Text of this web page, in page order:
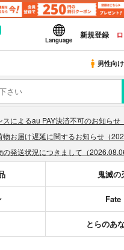
Language
新規登録
男性向け
によるau PAY決済不可のお知らせ（
お届け遅延に関するお知らせ（
発送状況につきまして（
便(月2)」一般会員様の利用再開のお知らせ（
誌館」通販店頭受取サービス開始のお知らせ（2026.01.05 更新
ント⇒とらコイン変換キャンペーン」終了のお知らせ（
鬼滅の
Fate
とらのあ